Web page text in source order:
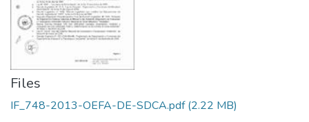
Files
IF_748-2013-OEFA-DE-SDCA.pdf(2.22 MB)